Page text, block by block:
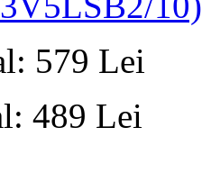
579 Lei
489 Lei